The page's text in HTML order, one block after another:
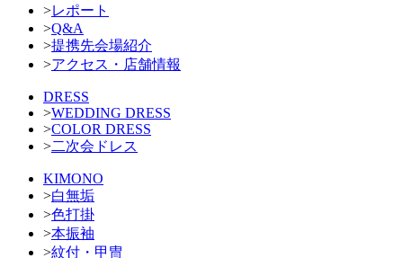
>レポート
>Q&A
>提携先会場紹介
>アクセス・店舗情報
DRESS
>WEDDING DRESS
>COLOR DRESS
>二次会ドレス
KIMONO
>白無垢
>色打掛
>本振袖
>紋付・甲冑